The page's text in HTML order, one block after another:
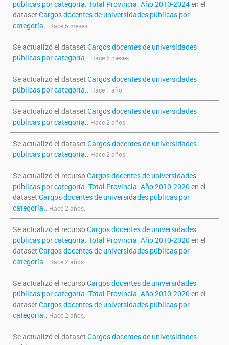
públicas por categoría. Total Provincia. Año 2010-2024en el
dataset Cargos docentes de universidades públicas por
categoría.. Hace 5 meses.
Se actualizó el dataset Cargos docentes de universidades
públicas por categoría.. Hace 5 meses.
Se actualizó el dataset Cargos docentes de universidades
públicas por categoría.. Hace 1 año.
Se actualizó el dataset Cargos docentes de universidades
públicas por categoría.. Hace 2 años.
Se actualizó el dataset Cargos docentes de universidades
públicas por categoría.. Hace 2 años.
Se actualizó el recursoCargos docentes de universidades
públicas por categoría. Total Provincia. Año 2010-2020en el
dataset Cargos docentes de universidades públicas por
categoría.. Hace 2 años.
Se actualizó el recursoCargos docentes de universidades
públicas por categoría. Total Provincia. Año 2010-2020en el
dataset Cargos docentes de universidades públicas por
categoría.. Hace 2 años.
Se actualizó el recursoCargos docentes de universidades
públicas por categoría. Total Provincia. Año 2010-2020en el
dataset Cargos docentes de universidades públicas por
categoría.. Hace 2 años.
Se actualizó el dataset Cargos docentes de universidades